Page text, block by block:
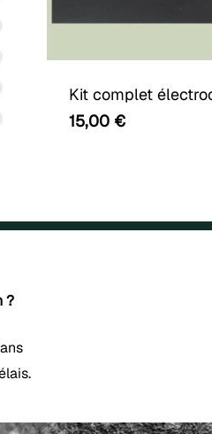
23
28
Kit complet
15,00 €
?